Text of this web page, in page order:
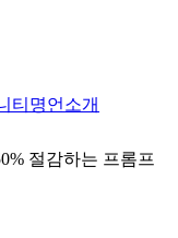
티 명언 소개
절감하는 프롬프